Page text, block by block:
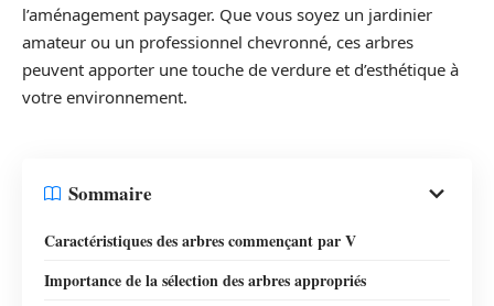
l’aménagement paysager. Que vous soyez un jardinier
amateur ou un professionnel chevronné, ces arbres
peuvent apporter une touche de verdure et d’esthétique à
votre environnement.
Sommaire
Caractéristiques des arbres commençant par V
Importance de la sélection des arbres appropriés